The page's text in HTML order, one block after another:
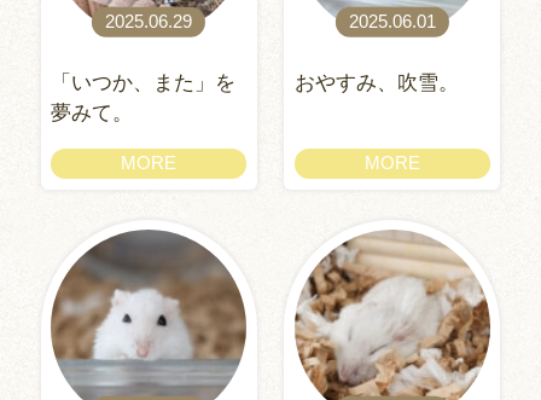
2025.06.29
「いつか、また」を
夢みて。
MORE
2025.06.01
おやすみ、吹雪。
MORE